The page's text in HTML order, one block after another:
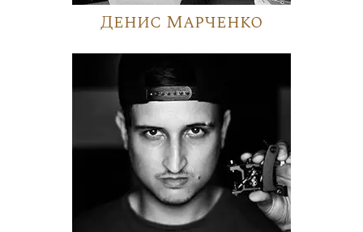
Денис Марченко